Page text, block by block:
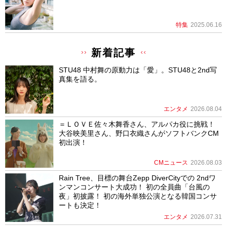
特集 2025.06.16
新着記事
STU48 中村舞の原動力は「愛」。STU48と2nd写
真集を語る。
エンタメ 2026.08.04
＝ＬＯＶＥ佐々木舞香さん、アルパカ役に挑戦！
大谷映美里さん、野口衣織さんがソフトバンクCM
初出演！
CMニュース 2026.08.03
Rain Tree、目標の舞台Zepp DiverCityでの 2ndワ
ンマンコンサート大成功！ 初の全員曲「台風の
夜」初披露！ 初の海外単独公演となる韓国コンサ
ートも決定！
エンタメ 2026.07.31